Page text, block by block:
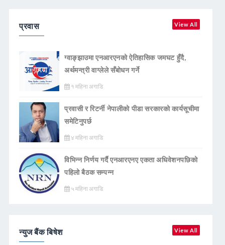
प्रवास View All
ग्वाङ्झाउमा एनआरएनको ऐतिहासिक जमघट हुँदै,
अर्थमन्त्री वाग्लेले सँबोधन गर्ने
१ महिना अगाडि
प्रवासी र रिटर्नी नेपालीको पीडा सरकारको कार्यसूचीमा
समेटिनुपर्छ
४ महिना अगाडि
विभिन्न निर्णय गर्दै एनआरएनए एकता अधिवेशनपछिको
पहिलो बैठक सम्पन्न
५ महिना अगाडि
न्युज बैंक बिषेश View All